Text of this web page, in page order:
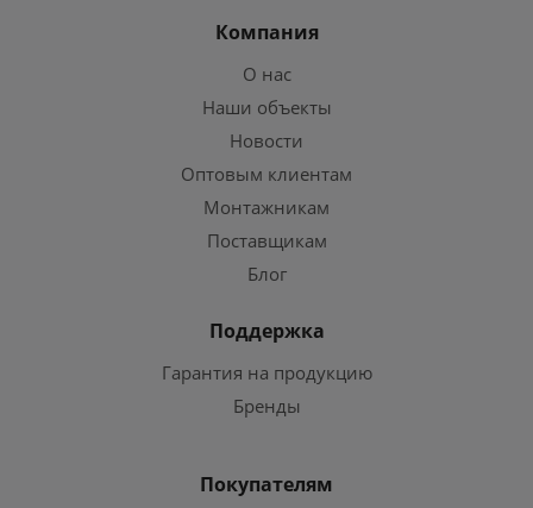
Компания
О нас
Наши объекты
Новости
Оптовым клиентам
Монтажникам
Поставщикам
Блог
Поддержка
Гарантия на продукцию
Бренды
Покупателям